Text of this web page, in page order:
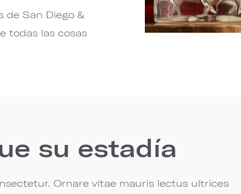
de San Diego &
todas las cosas
su estadía
Ornare vitae mauris lectus ultrices